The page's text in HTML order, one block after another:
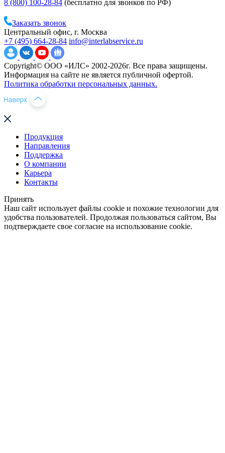
8 (800) 100-28-84 (бесплатно для звонков по РФ)
Заказать звонок
Центральный офис, г. Москва
+7 (495) 664-28-84 info@interlabservice.ru
Copyright© ООО «ИЛС» 2002-2026г. Все права защищены.
Информация на сайте не является публичной офертой.
Политика обработки персональных данных.
Продукция
Направления
Поддержка
О компании
Карьера
Контакты
Принять
Наш сайт использует файлы cookie и похожие технологии для
удобства пользователей. Продолжая пользоваться сайтом, Вы
подтверждаете свое согласие на использование cookie.